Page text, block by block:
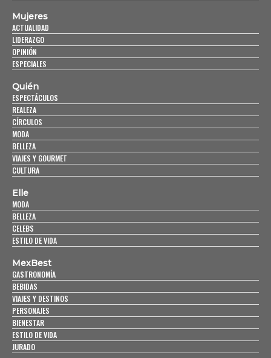
Mujeres
ACTUALIDAD
LIDERAZGO
OPINIÓN
ESPECIALES
Quién
ESPECTÁCULOS
REALEZA
CÍRCULOS
MODA
BELLEZA
VIAJES Y GOURMET
CULTURA
Elle
MODA
BELLEZA
CELEBS
ESTILO DE VIDA
MexBest
GASTRONOMÍA
BEBIDAS
VIAJES Y DESTINOS
PERSONAJES
BIENESTAR
ESTILO DE VIDA
JURADO